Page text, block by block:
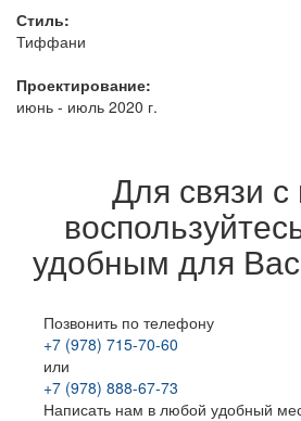
Стиль:
Тиффани
Проектирование:
июнь - июль 2020 г.
Для связи
удобным для
Позвонить по телефону
+7 (978) 715-70-60
или
+7 (978) 888-67-73
Написать нам в любой удобный